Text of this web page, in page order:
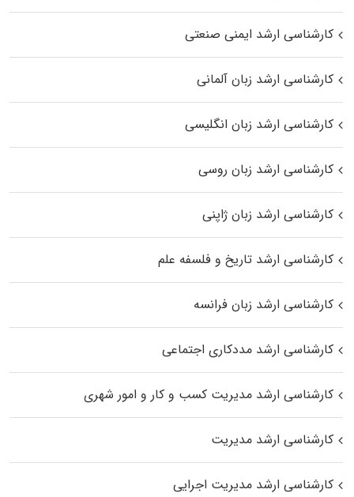
کارشناسی ارشد ایمنی صنعتی
کارشناسی ارشد زبان آلمانی
کارشناسی ارشد زبان انگلیسی
کارشناسی ارشد زبان روسی
کارشناسی ارشد زبان ژاپنی
کارشناسی ارشد تاریخ و فلسفه علم
کارشناسی ارشد زبان فرانسه
کارشناسی ارشد مددکاری اجتماعی
کارشناسی ارشد مدیریت کسب و کار و امور شهری
کارشناسی ارشد مدیریت
کارشناسی ارشد مدیریت اجرایی